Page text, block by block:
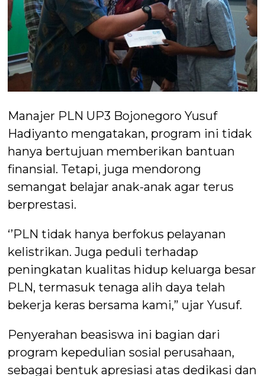
Manajer PLN UP3 Bojonegoro Yusuf
Hadiyanto mengatakan, program ini tidak
hanya bertujuan memberikan bantuan
finansial. Tetapi, juga mendorong
semangat belajar anak-anak agar terus
berprestasi.
‘’PLN tidak hanya berfokus pelayanan
kelistrikan. Juga peduli terhadap
peningkatan kualitas hidup keluarga besar
PLN, termasuk tenaga alih daya telah
bekerja keras bersama kami,” ujar Yusuf.
Penyerahan beasiswa ini bagian dari
program kepedulian sosial perusahaan,
sebagai bentuk apresiasi atas dedikasi dan